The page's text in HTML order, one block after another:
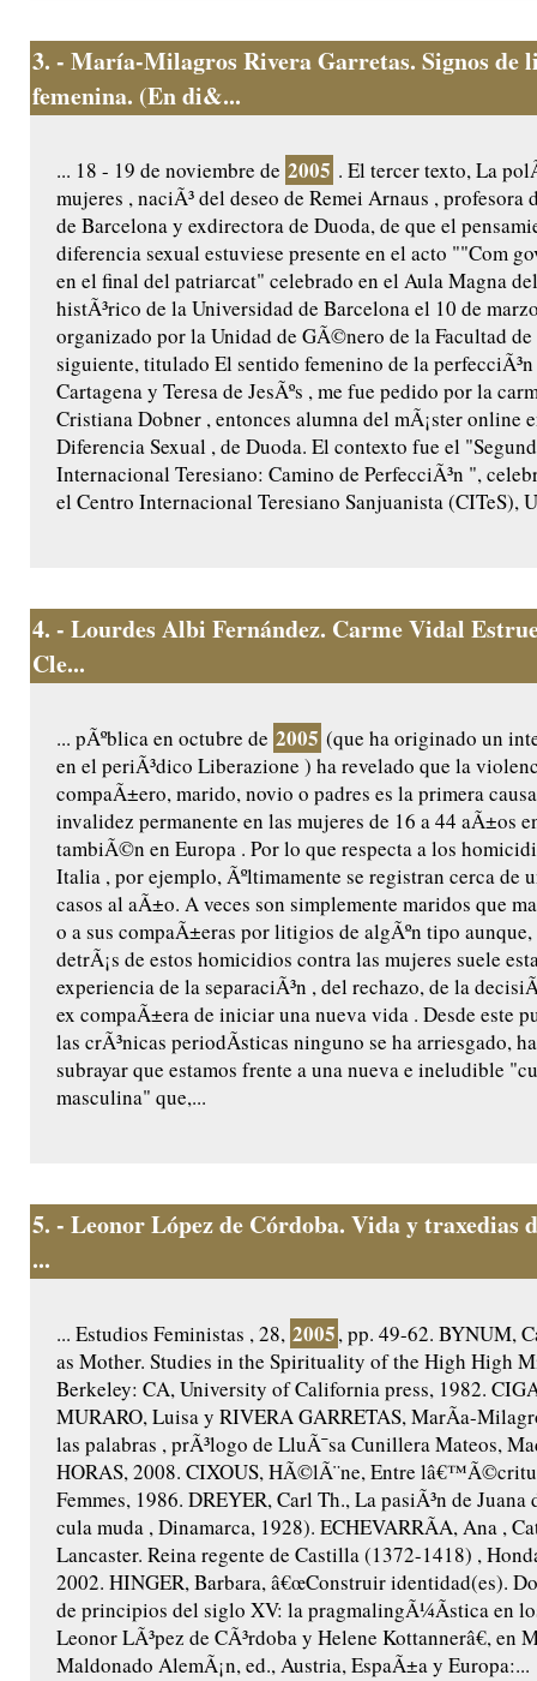
3. - María-Milagros Rivera Garretas. Signos de
femenina. (En di&...
... 18 - 19 de noviembre de 2005 . El tercer texto, La
mujeres , naciÃ³ del deseo de Remei Arnaus , profesora
de Barcelona y exdirectora de Duoda, de que el
diferencia sexual estuviese presente en el acto ""Com
en el final del patriarcat" celebrado en el Aula Magna
histÃ³rico de la Universidad de Barcelona el 10 de
organizado por la Unidad de GÃ©nero de la Facultad de
siguiente, titulado El sentido femenino de la perfecciÃ³n
Cartagena y Teresa de JesÃºs , me fue pedido por la
Cristiana Dobner , entonces alumna del mÃ¡ster online
Diferencia Sexual , de Duoda. El contexto fue el
Internacional Teresiano: Camino de PerfecciÃ³n ",
el Centro Internacional Teresiano Sanjuanista (CITeS),
4. - Lourdes Albi Fernández. Carme Vidal
Cle...
... pÃºblica en octubre de 2005 (que ha originado un
en el periÃ³dico Liberazione ) ha revelado que la
compaÃ±ero, marido, novio o padres es la primera
invalidez permanente en las mujeres de 16 a 44 aÃ±os
tambiÃ©n en Europa . Por lo que respecta a los
Italia , por ejemplo, Ãºltimamente se registran cerca de
casos al aÃ±o. A veces son simplemente maridos que
o a sus compaÃ±eras por litigios de algÃºn tipo
detrÃ¡s de estos homicidios contra las mujeres suele
experiencia de la separaciÃ³n , del rechazo, de la
ex compaÃ±era de iniciar una nueva vida . Desde este
las crÃ³nicas periodÃ­sticas ninguno se ha arriesgado,
subrayar que estamos frente a una nueva e ineludible
masculina" que,...
5. - Leonor López de Córdoba. Vida y traxedias
...
... Estudios Feministas , 28, 2005, pp. 49-62. BYNUM,
as Mother. Studies in the Spirituality of the High High
Berkeley: CA, University of California press, 1982.
MURARO, Luisa y RIVERA GARRETAS, MarÃ­a-
las palabras , prÃ³logo de LluÃ¯sa Cunillera Mateos,
HORAS, 2008. CIXOUS, HÃ©lÃ¨ne, Entre
Femmes, 1986. DREYER, Carl Th., La pasiÃ³n de
cula muda , Dinamarca, 1928). ECHEVARRÃA, Ana ,
Lancaster. Reina regente de Castilla (1372-1418) ,
2002. HINGER, Barbara, â€œConstruir identidad(es).
de principios del siglo XV: la pragmalingÃ¼Ã­stica en
Leonor LÃ³pez de CÃ³rdoba y Helene Kottannerâ€, en
Maldonado AlemÃ¡n, ed., Austria, EspaÃ±a y Europa:...